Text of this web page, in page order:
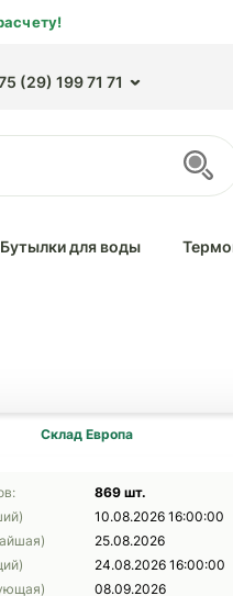
(29) 199 71 71
Бутылки для воды
Склад Европа
869 шт.
10.08.2026 16:00:00
25.08.2026
24.08.2026 16:00:00
08.09.2026